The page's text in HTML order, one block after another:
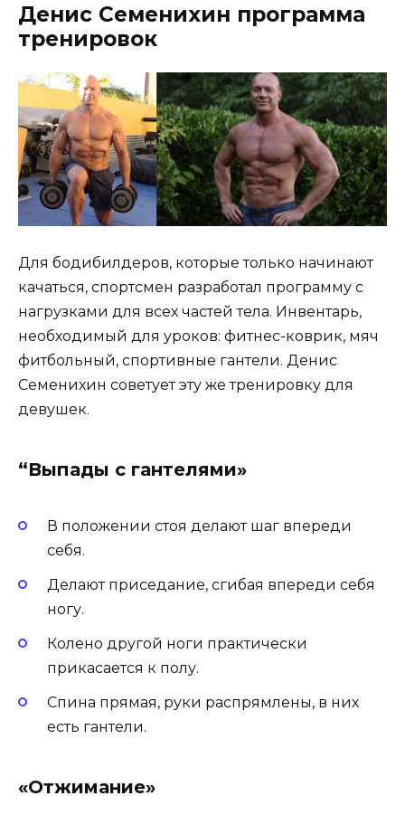
Денис Семенихин программа
тренировок
Для бодибилдеров, которые только начинают
качаться, спортсмен разработал программу с
нагрузками для всех частей тела. Инвентарь,
необходимый для уроков: фитнес-коврик, мяч
фитбольный, спортивные гантели. Денис
Семенихин советует эту же тренировку для
девушек.
“Выпады с гантелями»
В положении стоя делают шаг впереди
себя.
Делают приседание, сгибая впереди себя
ногу.
Колено другой ноги практически
прикасается к полу.
Спина прямая, руки распрямлены, в них
есть гантели.
«Отжимание»